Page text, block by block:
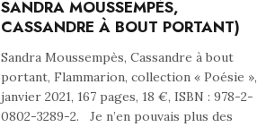
SANDRA MOUSSEMPÈS,
CASSANDRE À BOUT PORTANT)
Sandra Moussempès, Cassandre à bout
portant, Flammarion, collection « Poésie »,
janvier 2021, 167 pages, 18 €, ISBN : 978-2-
0802-3289-2. Je n’en pouvais plus des